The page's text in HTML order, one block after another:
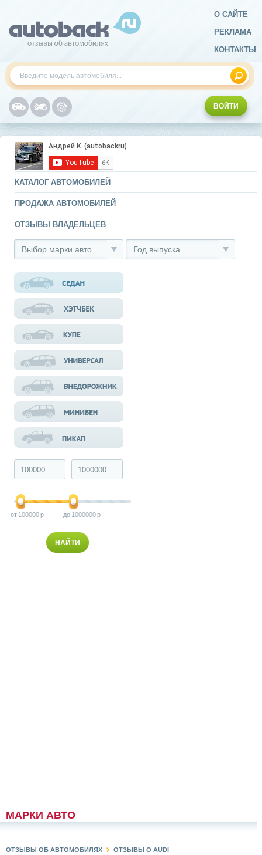
О САЙТЕ
РЕКЛАМА
КОНТАКТЫ
ВОЙТИ
КАТАЛОГ АВТОМОБИЛЕЙ
ПРОДАЖА АВТОМОБИЛЕЙ
ОТЗЫВЫ ВЛАДЕЛЬЦЕВ
Выбор марки авто ... Год выпуска ...
100000 1000000
МАРКИ АВТО
ОТЗЫВЫ ОБ АВТОМОБИЛЯХ
ОТЗЫВЫ О AUDI